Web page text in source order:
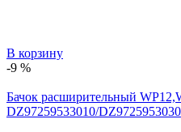
В корзину
-9 %
Бачок расширительный
DZ97259533010/DZ9725953030